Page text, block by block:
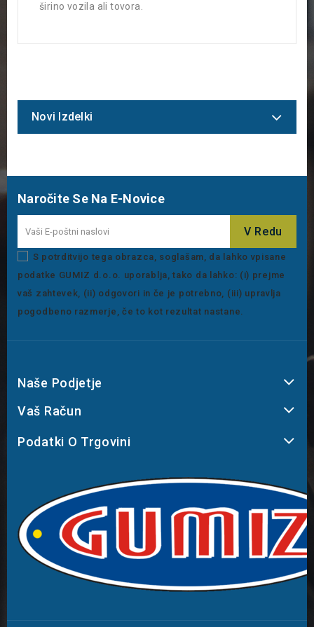
širino vozila ali tovora.
Novi Izdelki
Naročite Se Na E-Novice
S potrditvijo tega obrazca, soglašam, da lahko vpisane
podatke GUMIZ d.o.o. uporablja, tako da lahko: (i) prejme
vaš zahtevek, (ii) odgovori in če je potrebno, (iii) upravlja
pogodbeno razmerje, če to kot rezultat nastane.
Naše Podjetje
Vaš Račun
Podatki O Trgovini